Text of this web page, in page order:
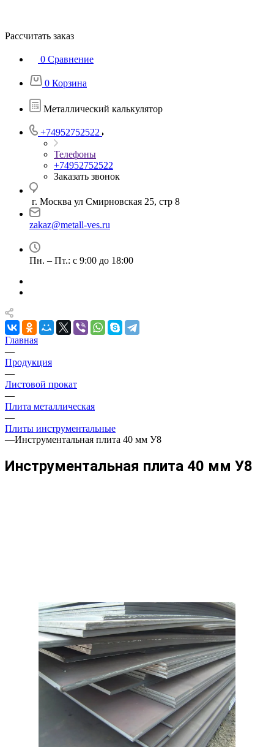
Рассчитать заказ
0 Сравнение
0 Корзина
Металлический калькулятор
+74952752522
Телефоны
+74952752522
Заказать звонок
г. Москва ул Смирновская 25, стр 8
zakaz@metall-ves.ru
Пн. – Пт.: с 9:00 до 18:00
Главная
—
Продукция
—
Листовой прокат
—
Плита металлическая
—
Плиты инструментальные
—Инструментальная плита 40 мм У8
Инструментальная плита 40 мм У8